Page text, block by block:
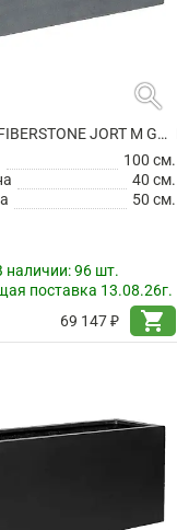
search
КАШПО FIBERSTONE JORT M GREY
100 см.
40 см.
50 см.
наличии:96 шт.
поставка 13.08.26г.
69 147 ₽
shopping_cart